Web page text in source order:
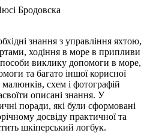
Бродовска
знання з управління яхтою,
ходіння в море в припливи
виклику допомоги в море,
та багато іншої корисної
малюнків, схем і фотографій
описані знання. У
поради, які були сформовані
досвіду практичної та
шкіперський логбук.